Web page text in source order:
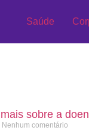
Saúde
sobre a
Nenhum comentário